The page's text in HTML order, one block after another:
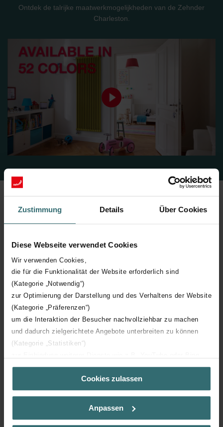
Zustimmung Details Über Cookies
Diese Webseite verwendet Cookies
Wir verwenden Cookies,
die für die Funktionalität der Website erforderlich sind
(Kategorie „Notwendig“)
zur Optimierung der Darstellung und des Verhaltens der Website
(Kategorie „Präferenzen“)
um die Interaktion der Besucher nachvollziehbar zu machen
und dadurch zielgerichtete Angebote unterbreiten zu können
(Kategorie „Statistiken“)
(Kategorie „Marketing“)
Über „Details zeigen“ bzw. die Datenschutzerklärung erhalten
Sie weitere Informationen. Durch die Auswahl der Kategorie
der Auswahl von „Statistiken“ willigen Sie ein, dass wir Ihren
Besuchsverlauf auf unserer Website verwenden, um Ihnen die
Cookies zulassen
Anpassen
Ontdek de talrijke maatwerkmogelijkheden van de Zehnder
Charleston.
Als installateur heeft u behoefte aan een installatieoplossing die
eenvoudig, snel en bijgevolg kostenefficiënt kan worden
geïmplementeerd. Of het nu gaat om een eenvoudige montage,
een vervanging of een hydraulische afstelling: Zehnder